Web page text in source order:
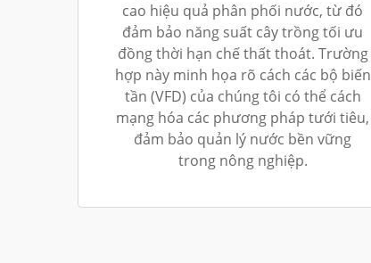
cao hiệu quả phân phối nước, từ đó
đảm bảo năng suất cây trồng tối ưu
đồng thời hạn chế thất thoát. Trường
hợp này minh họa rõ cách các bộ biến
tần (VFD) của chúng tôi có thể cách
mạng hóa các phương pháp tưới tiêu,
đảm bảo quản lý nước bền vững
trong nông nghiệp.